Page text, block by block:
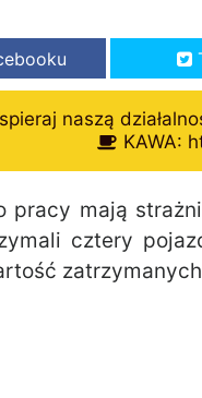
naszą
KAWA:
pracy mają
cztery